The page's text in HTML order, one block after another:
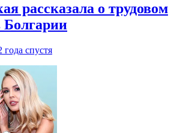
рассказала о трудовом
Болгарии
года спустя